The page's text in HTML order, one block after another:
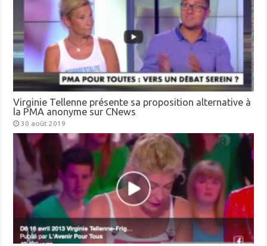
Virginie Tellenne présente sa proposition alternative à
la PMA anonyme sur CNews
30 août 2019